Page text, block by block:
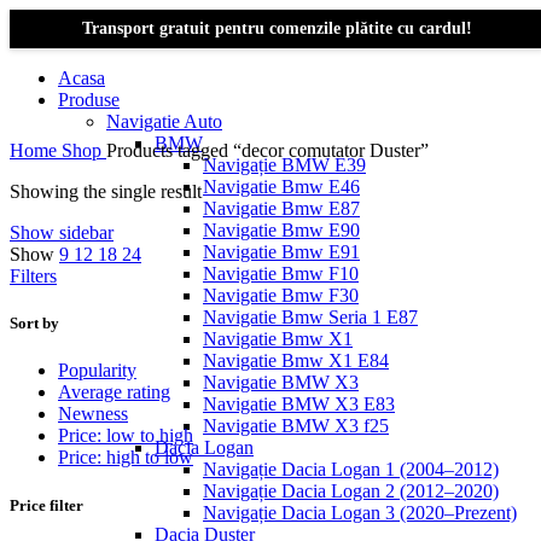
Transport gratuit pentru comenzile plătite cu cardul!
Acasa
Produse
Navigatie Auto
BMW
Navigație BMW E39
Navigatie Bmw E46
Navigatie Bmw E87
Navigatie Bmw E90
Navigatie Bmw E91
Navigatie Bmw F10
Navigatie Bmw F30
Navigatie Bmw Seria 1 E87
Navigatie Bmw X1
Navigatie Bmw X1 E84
Navigatie BMW X3
Navigatie BMW X3 E83
Navigatie BMW X3 f25
Dacia Logan
Navigație Dacia Logan 1 (2004–2012)
Navigație Dacia Logan 2 (2012–2020)
Navigație Dacia Logan 3 (2020–Prezent)
Dacia Duster
Home Shop Products tagged “decor comutator Duster”
Showing the single result
Show sidebar
Show 9 12 18 24
Filters
Sort by
Popularity
Average rating
Newness
Price: low to high
Price: high to low
Price filter